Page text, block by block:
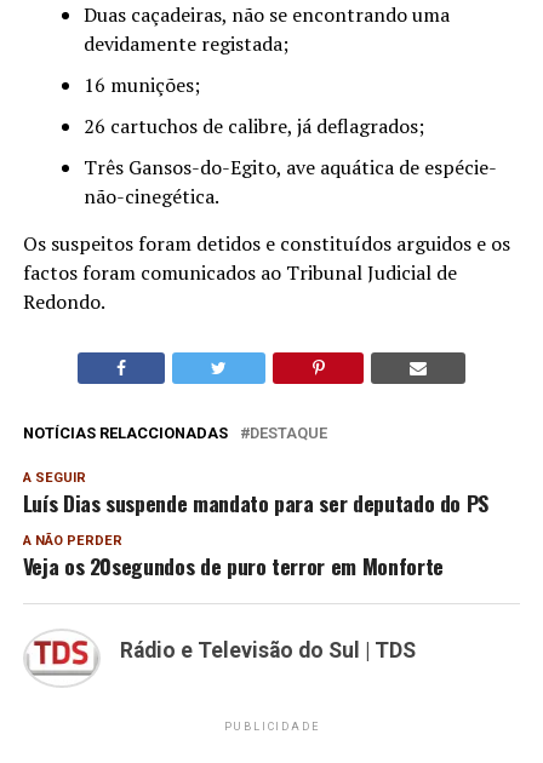
Duas caçadeiras, não se encontrando uma
devidamente registada;
16 munições;
26 cartuchos de calibre, já deflagrados;
Três Gansos-do-Egito, ave aquática de espécie-
não-cinegética.
Os suspeitos foram detidos e constituídos arguidos e os
factos foram comunicados ao Tribunal Judicial de
Redondo.
NOTÍCIAS RELACCIONADAS DESTAQUE
A SEGUIR
Luís Dias suspende mandato para ser deputado do PS
A NÃO PERDER
Veja os 20segundos de puro terror em Monforte
Rádio e Televisão do Sul | TDS
PUBLICIDADE